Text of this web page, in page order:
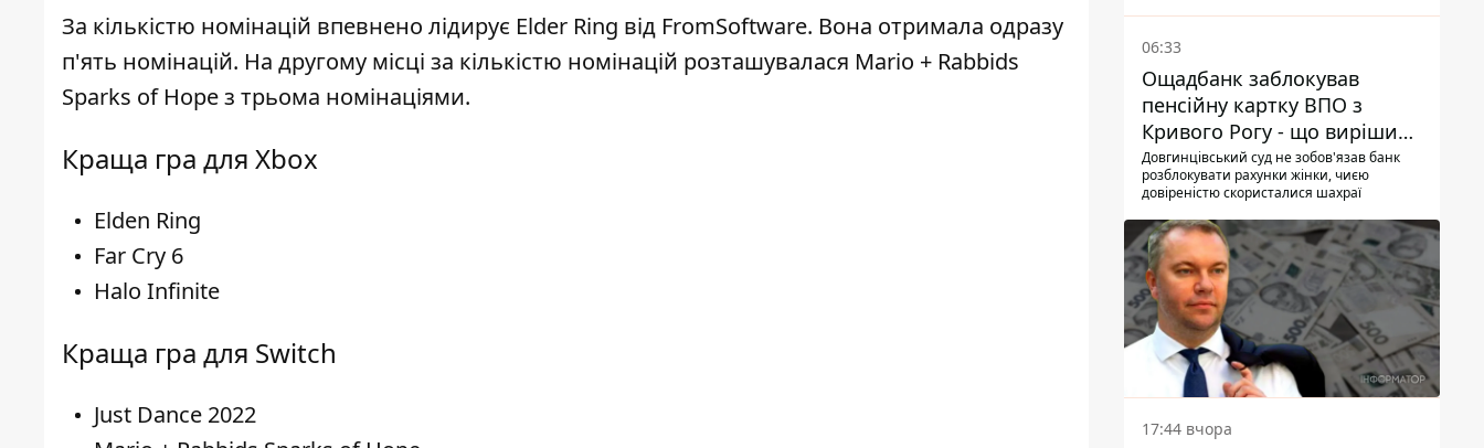
За кількістю номінацій впевнено лідирує Elder Ring від FromSoftware. Вона отримала одразу
п'ять номінацій. На другому місці за кількістю номінацій розташувалася Mario + Rabbids
Sparks of Hope з трьома номінаціями.
Краща гра для Xbox
Elden Ring
Far Cry 6
Halo Infinite
Краща гра для Switch
Just Dance 2022
06:33
Ощадбанк заблокував
пенсійну картку ВПО з
Кривого Рогу - що вирішив
суд
Довгинцівський суд не зобов'язав банк
розблокувати рахунки жінки, чиєю
довіреністю скористалися шахраї
17:44 вчора